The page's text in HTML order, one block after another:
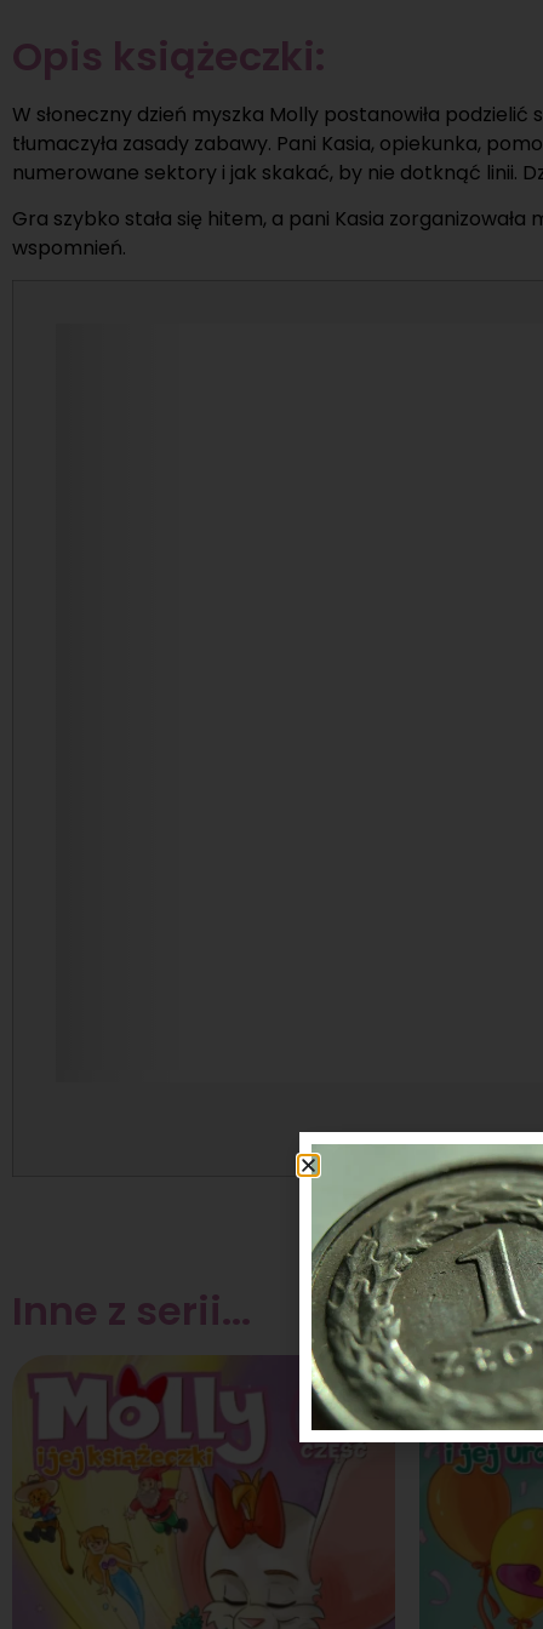
Opis książeczki:
W słoneczny dzień myszka Molly postanowiła
tłumaczyła zasady zabawy. Pani Kasia, opiekunka,
numerowane sektory i jak skakać, by nie dotknąć linii.
Gra szybko stała się hitem, a pani Kasia
wspomnień.
Inne z serii...